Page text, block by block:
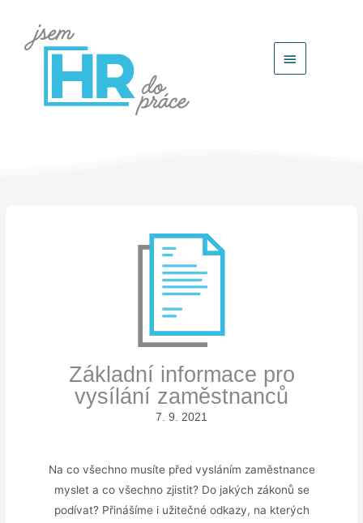
Hlavní
Základní informace pro
vysílání zaměstnanců
7. 9. 2021
Na co všechno musíte před vysláním zaměstnance
myslet a co všechno zjistit? Do jakých zákonů se
podívat? Přinášíme i užitečné odkazy, na kterých